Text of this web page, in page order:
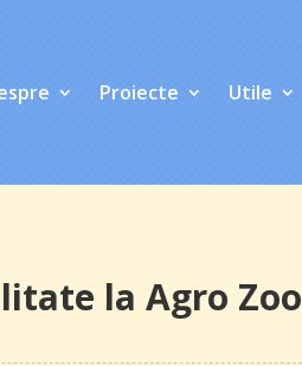
Proiecte Utile
la Agro Zoo